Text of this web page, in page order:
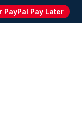
PayPal Pay Later